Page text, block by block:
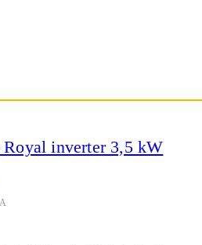
Royal inverter 3,5 kW